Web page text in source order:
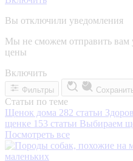
Вы отключили уведомления
Мы не сможем отправить вам
цены
Включить
Фильтры
Статьи по теме
Щенок дома 282 статьи
щенке 153 статьи Выбираем
Посмотреть все